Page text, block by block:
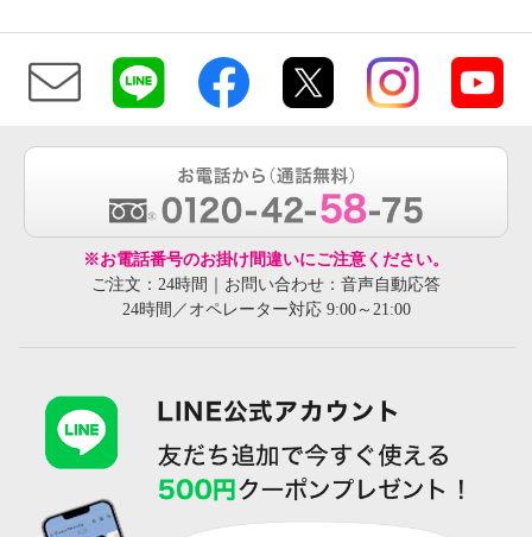
※お電話番号のお掛け間違いにご注意ください。
ご注文：24時間｜お問い合わせ：音声自動応答
24時間／オペレーター対応 9:00～21:00